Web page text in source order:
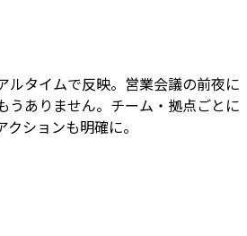
ルタイムで反映。営業会議の前夜に
うありません。チーム・拠点ごとに
ションも明確に。